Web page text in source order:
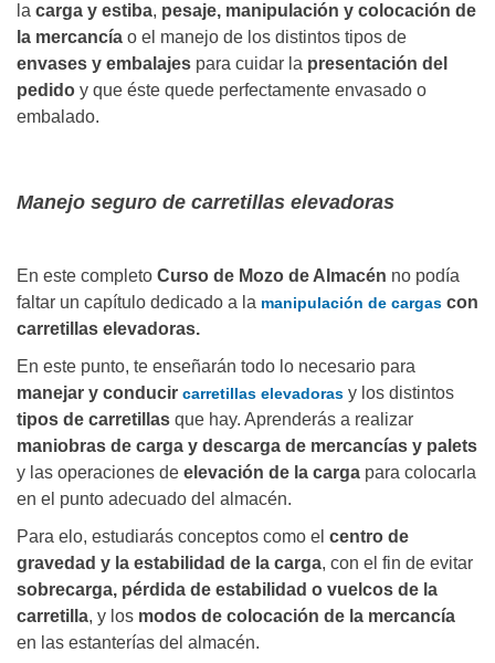
la carga y estiba, pesaje, manipulación y colocación de
la mercancía o el manejo de los distintos tipos de
envases y embalajes para cuidar la presentación del
pedido y que éste quede perfectamente envasado o
embalado.
Manejo seguro de carretillas elevadoras
En este completo Curso de Mozo de Almacén no podía
faltar un capítulo dedicado a la manipulación de cargas con
carretillas elevadoras.
En este punto, te enseñarán todo lo necesario para
manejar y conducir carretillas elevadoras y los distintos
tipos de carretillas que hay. Aprenderás a realizar
maniobras de carga y descarga de mercancías y palets
y las operaciones de elevación de la carga para colocarla
en el punto adecuado del almacén.
Para elo, estudiarás conceptos como el centro de
gravedad y la estabilidad de la carga, con el fin de evitar
sobrecarga, pérdida de estabilidad o vuelcos de la
carretilla, y los modos de colocación de la mercancía
en las estanterías del almacén.